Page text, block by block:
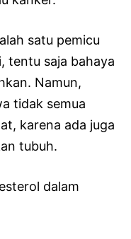
satu pemicu
tentu saja bahaya
Namun,
tidak semua
karena ada juga
tubuh.
dalam